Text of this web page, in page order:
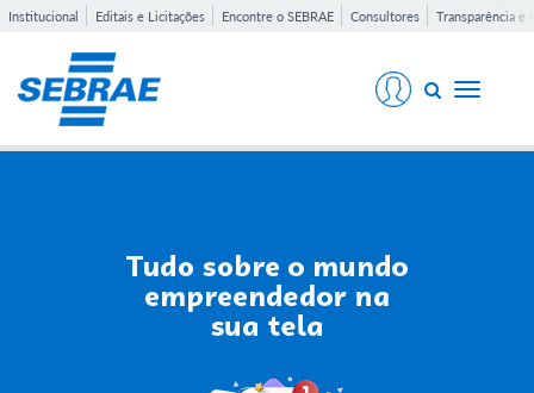
Institucional Editais e Licitações Encontre o SEBRAE Consultores Transparência e
Toggle